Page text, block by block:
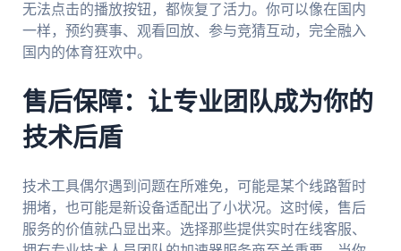
无法点击的播放按钮，都恢复了活力。你可以像在国内
一样，预约赛事、观看回放、参与竞猜互动，完全融入
国内的体育狂欢中。
售后保障：让专业团队成为你的
技术后盾
技术工具偶尔遇到问题在所难免，可能是某个线路暂时
拥堵，也可能是新设备适配出了小状况。这时候，售后
服务的价值就凸显出来。选择那些提供实时在线客服、